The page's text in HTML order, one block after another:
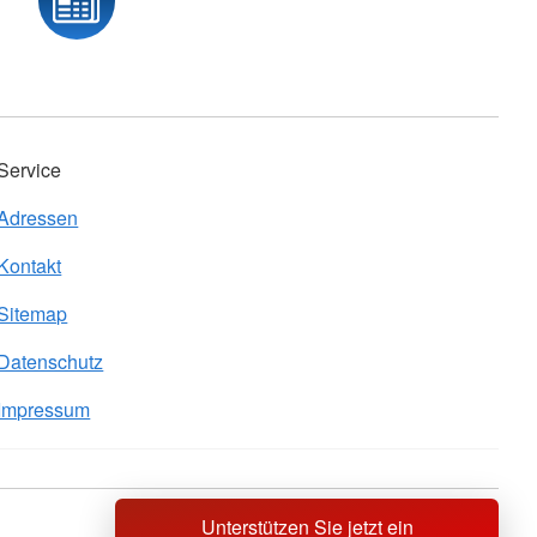
Unterstützen Sie jetzt ein
Sprache wechseln zu